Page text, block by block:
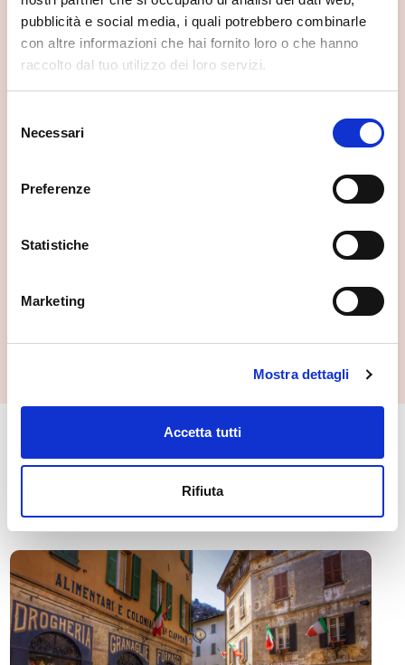
pubblicità e social media, i quali potrebbero combinarle
con altre informazioni che hai fornito loro o che hanno
raccolto dal tuo utilizzo dei loro servizi.
delNecessari
Preferenze
Statistiche
Marketing
Mostra dettagli
Accetta tutti
Rifiuta
Santuario della Beata Vergine Assunta
🏘️ Scopri il comune di